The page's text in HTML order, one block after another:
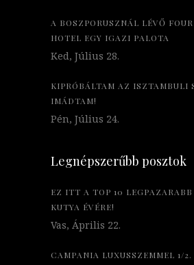
A BOSZPORUSZNÁL LÉVŐ FOUR
HOTEL EGY IGAZI PALOTA
Ked, Július 28.
KIPRÓBÁLTAM AZ ISZTAMBULI
IMÁDTAM!
Pén, Július 24.
Legnépszerűbb posztok
EZ ITT A TOP 10 LEGPAZARABB
KUTYA ÉVÉRE!
Vas, Április 22.
CAMPANIA LUXUSSZEMMEL 1/2.